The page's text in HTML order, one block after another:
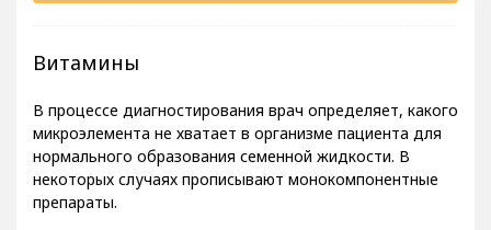
Витамины
В процессе диагностирования врач определяет, какого
микроэлемента не хватает в организме пациента для
нормального образования семенной жидкости. В
некоторых случаях прописывают монокомпонентные
препараты.